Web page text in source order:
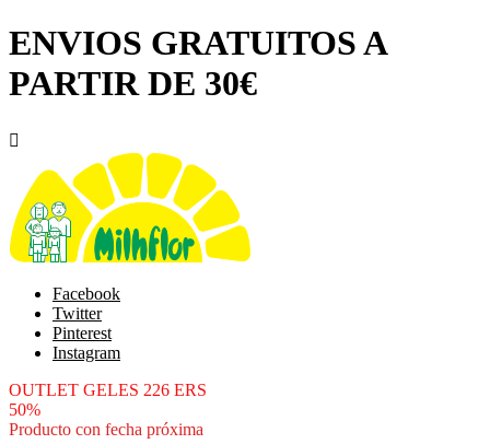
ENVIOS GRATUITOS A
PARTIR DE 30€

Facebook
Twitter
Pinterest
Instagram
OUTLET GELES 226 ERS
50%
Producto con fecha próxima